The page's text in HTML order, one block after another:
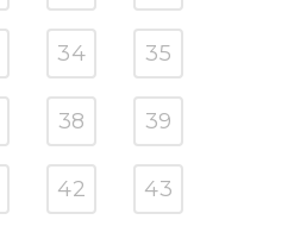
34 35
38 39
42 43